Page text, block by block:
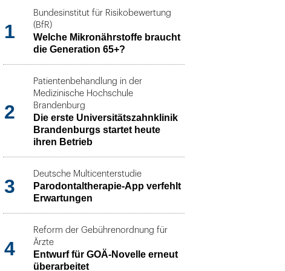
1
Bundesinstitut für Risikobewertung
(BfR)
Welche Mikronährstoffe braucht
die Generation 65+?
2
Patientenbehandlung in der
Medizinische Hochschule
Brandenburg
Die erste Universitätszahnklinik
Brandenburgs startet heute
ihren Betrieb
3
Deutsche Multicenterstudie
Parodontaltherapie-App verfehlt
Erwartungen
4
Reform der Gebührenordnung für
Ärzte
Entwurf für GOÄ-Novelle erneut
überarbeitet